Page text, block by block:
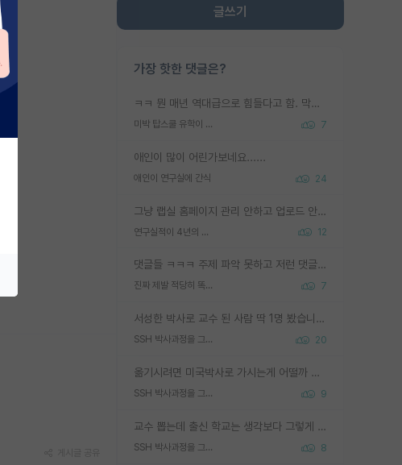
글쓰기
가장 핫한 댓글은?
ㅋㅋ 뭔 매년 역대급으로 힘들다고 함. 막상 보면 별로 변한건 없음.
미박 탑스쿨 유학이 빡세진 이유 7
애인이 많이 어린가보네요......
애인이 연구실에 간식 24
그냥 랩실 홈페이지 관리 안하고 업로드 안한거 아님?
연구실적이 4년의 공백이 있는거 어떻게 생각하냐 12
댓글들 ㅋㅋㅋ 주제 파악 못하고 저런 댓글들을 쓰네. 조직에 인간이 얼마나 중요한데 걱정될 수도 있지 ㅋㅋ 본인들은 퍽이나 잘하나봐 ? 현실은 남들한테 욕 안 먹는 1인분만 하는 것도 힘들텐데 ?
진짜 제발 적당히 똑똑한 박사과정이라도 위에 있었으면.. 7
서성한 박사로 교수 된 사람 딱 1명 봤습니다. 근데 지방대 박사로 교수된 거는 기적이 일어나야되요. 서성한 학부부터여도 빡센게 교수임용일텐데 지방대박사로 무슨 교수가 되나요...... 중소기업/중견기업 팀장급/연구소장급이나 될거 같네요.
SSH 박사과정을 그만두고 지방대 박사로 옮기면 교수의 꿈은 끝일까요? 20
옮기시려면 미국박사로 가시는게 어떨까 싶네요. 교수가 꿈이면 미국박사 하고 미국교수 까지 같이 노리시는게 기회가 많지 않을까요?
SSH 박사과정을 그만두고 지방대 박사로 옮기면 교수의 꿈은 끝일까요? 9
교수 뽑는데 출신 학교는 생각보다 그렇게 안 봄. 앞으로는 더 안 보게 될거임. 박사는 어디서 진행해도 됨. 단, 제대로 쌓고 좋은 실적 만들 수 있다면. 그런데 지방대는 그럴 가능성이 지극히 낮음. 나만 열심히 잘 하면 된다? 인간은 주변 환경에 지배되는 나약한 존재임. 주변의 지방대 대학원생과 섞이고 지방 특유의 여유로움 또는 나쁘게 얘기해서 나태함에 젖어 살다보면 교수의 꿈 자체를 잊어버리게 될 가능성도 있음. 주변 환경이 70~80%임.
SSH 박사과정을 그만두고 지방대 박사로 옮기면 교수의 꿈은 끝일까요? 8